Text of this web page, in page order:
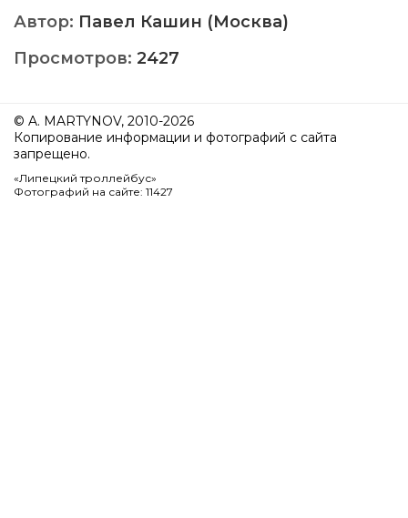
Автор: Павел Кашин (Москва)
Просмотров: 2427
© A. MARTYNOV, 2010-2026
Копирование информации и фотографий с сайта
запрещено.
«Липецкий троллейбус»
Фотографий на сайте: 11427